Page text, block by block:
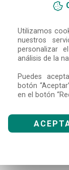
Utilizamos
nuestros
personalizar
análisis de la
Puedes
botón
en el botón